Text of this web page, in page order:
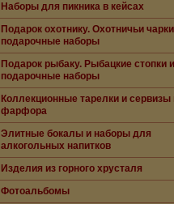
Наборы для пикника в кейсах
Подарок охотнику. Охотничьи
подарочные наборы
Подарок рыбаку. Рыбацкие стопки и
подарочные наборы
Коллекционные тарелки и сервизы
фарфора
Элитные бокалы и наборы для
алкогольных напитков
Изделия из горного хрусталя
Фотоальбомы